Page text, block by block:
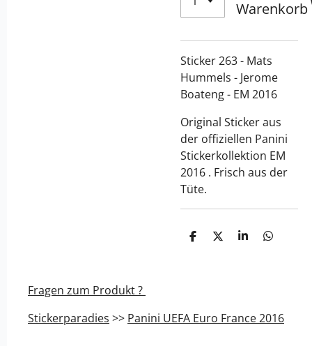
Warenkorb
Sticker 263 - Mats
Hummels - Jerome
Boateng - EM 2016
Original Sticker aus
der offiziellen Panini
Stickerkollektion EM
2016 . Frisch aus der
Tüte.
T
T
T
T
Fragen zum Produkt ?
Stickerparadies >> Panini UEFA Euro France 2016